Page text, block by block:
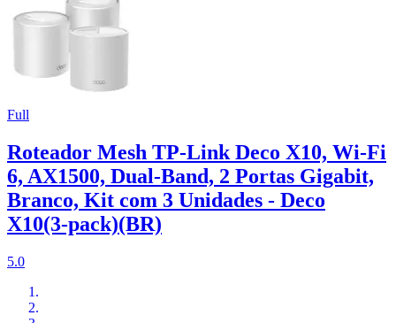
Full
Roteador Mesh TP-Link Deco X10, Wi-Fi
6, AX1500, Dual-Band, 2 Portas Gigabit,
Branco, Kit com 3 Unidades - Deco
X10(3-pack)(BR)
5.0